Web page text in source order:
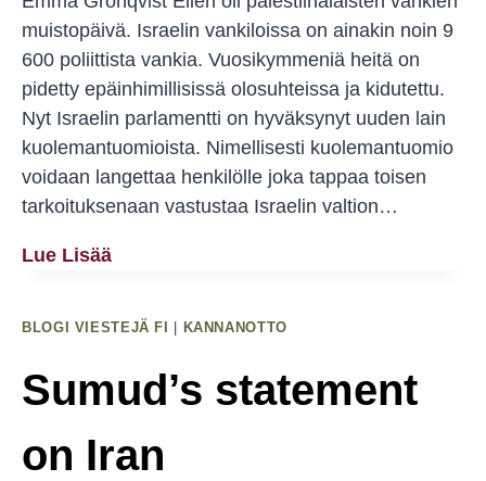
muistopäivä. Israelin vankiloissa on ainakin noin 9
600 poliittista vankia. Vuosikymmeniä heitä on
pidetty epäinhimillisissä olosuhteissa ja kidutettu.
Nyt Israelin parlamentti on hyväksynyt uuden lain
kuolemantuomioista. Nimellisesti kuolemantuomio
voidaan langettaa henkilölle joka tappaa toisen
tarkoituksenaan vastustaa Israelin valtion…
Lue LisääSyksy
Puhe
Suomen
Palestiinalaisten
Yhdistyksen
BLOGI VIESTEJÄ FI KANNANOTTO
Sumud’s statement
on Iran